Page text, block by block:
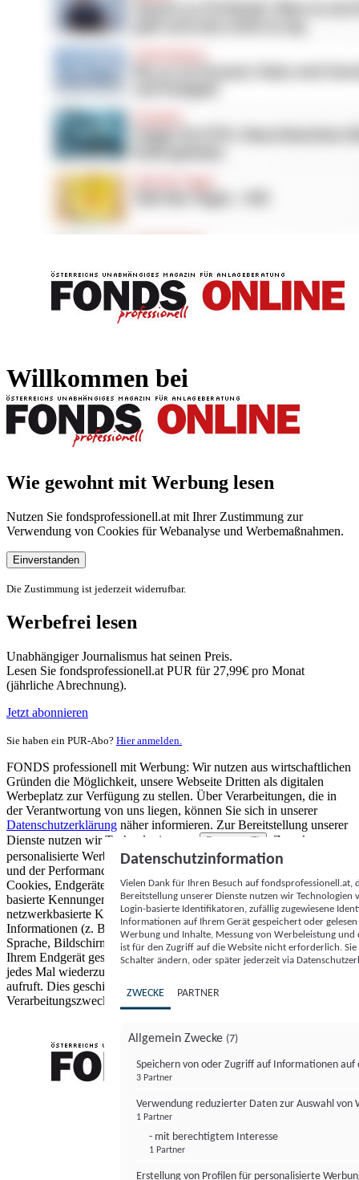
Willkommen bei
Wie gewohnt mit Werbung lesen
Nutzen Sie fondsprofessionell.at mit Ihrer Zustimmung zur
Verwendung von Cookies für Webanalyse und Werbemaßnahmen.
Einverstanden
Die Zustimmung ist jederzeit widerrufbar.
Werbefrei lesen
Unabhängiger Journalismus hat seinen Preis.
Lesen Sie fondsprofessionell.at PUR für 27,99€ pro Monat
(jährliche Abrechnung).
Jetzt abonnieren
Sie haben ein PUR-Abo? Hier anmelden.
FONDS professionell mit Werbung: Wir nutzen aus wirtschaftlichen
Gründen die Möglichkeit, unsere Webseite Dritten als digitalen
Werbeplatz zur Verfügung zu stellen. Über Verarbeitungen, die in
der Verantwortung von uns liegen, können Sie sich in unserer
Datenschutzerklärung näher informieren. Zur Bereitstellung unserer
Dienste nutzen wir Technologien von
Partnern (5)
. Zwecke:
personalisierte Werbung und Inhalte, Messung von Werbeleistung
und der Performance von Inhalten sowie Zielgruppenforschung.
Cookies, Endgeräte- oder ähnliche Online-Kennungen (z. B. login-
basierte Kennungen, zufällig generierte Kennungen,
netzwerkbasierte Kennungen) können zusammen mit anderen
Informationen (z. B. Browsertyp und Browserinformationen,
Sprache, Bildschirmgröße, unterstützte Technologien usw.) auf
Ihrem Endgerät gespeichert oder von dort ausgelesen werden, um es
jedes Mal wiederzuerkennen, wenn es eine App oder einer Webseite
aufruft. Dies geschieht für einen oder mehrere der hier aufgeführten
Verarbeitungszwecke.
Datenschutzinformation
Vielen Dank für Ihren Besuch auf
Bereitstellung unserer Dienste nutzen wir Technologien
Login-basierte Identifikatoren, zufällig zugewiesene
Informationen auf Ihrem Gerät gespeichert oder
Werbung und Inhalte, Messung von Werbeleistung
ist für den Zugriff auf die Website nicht erforderlich.
Schalter ändern, oder später jederzeit via
ZWECKE PARTNER
Allgemein Zwecke (7)
Speichern von oder Zugriff auf Informationen auf
3 Partner
Verwendung reduzierter Daten zur Auswahl von
1 Partner
- mit berechtigtem Interesse
1 Partner
Erstellung von Profilen für personalisierte
FONDS professionell